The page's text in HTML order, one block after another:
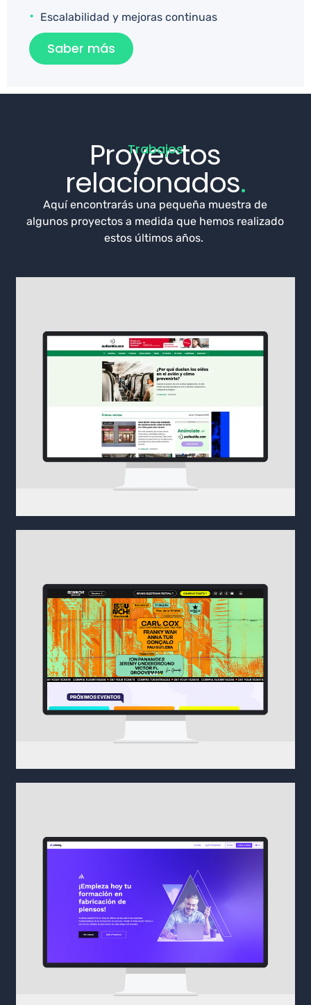
Escalabilidad y mejoras continuas
Saber más
Trabajos
Proyectos
relacionados.
Aquí encontrarás una pequeña muestra de
algunos proyectos a medida que hemos realizado
estos últimos años.